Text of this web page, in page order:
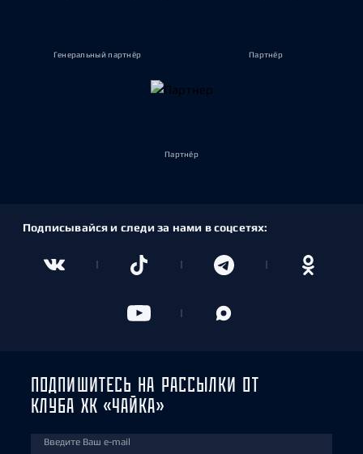
Генеральный партнёр Партнёр
Партнёр
Подписывайся и следи за нами в соцсетях:
ПОДПИШИТЕСЬ НА РАССЫЛКИ ОТ
КЛУБА ХК «ЧАЙКА»
Введите Ваш e-mail